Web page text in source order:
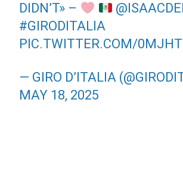
DIDN’T» –
#GIRODITALIA
PIC.TWITTER.COM/
— GIRO D’ITALIA
MAY 18, 2025